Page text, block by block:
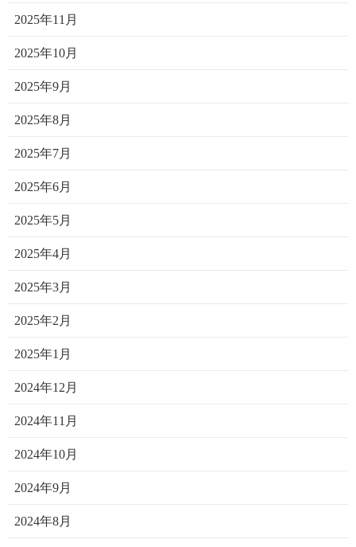
2025年11月
2025年10月
2025年9月
2025年8月
2025年7月
2025年6月
2025年5月
2025年4月
2025年3月
2025年2月
2025年1月
2024年12月
2024年11月
2024年10月
2024年9月
2024年8月